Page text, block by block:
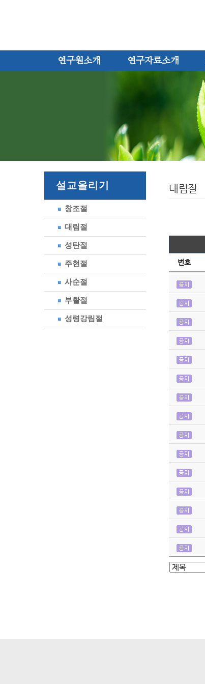
연구원소개 연구자료소개
설교올리기
창조절
대림절
성탄절
주현절
사순절
부활절
성령강림절
대림절
번호